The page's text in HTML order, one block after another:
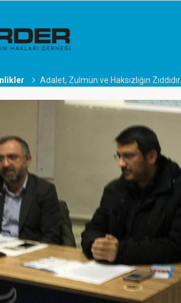
Adalet, Zulmün ve Haksızlığın Zıddıdır…